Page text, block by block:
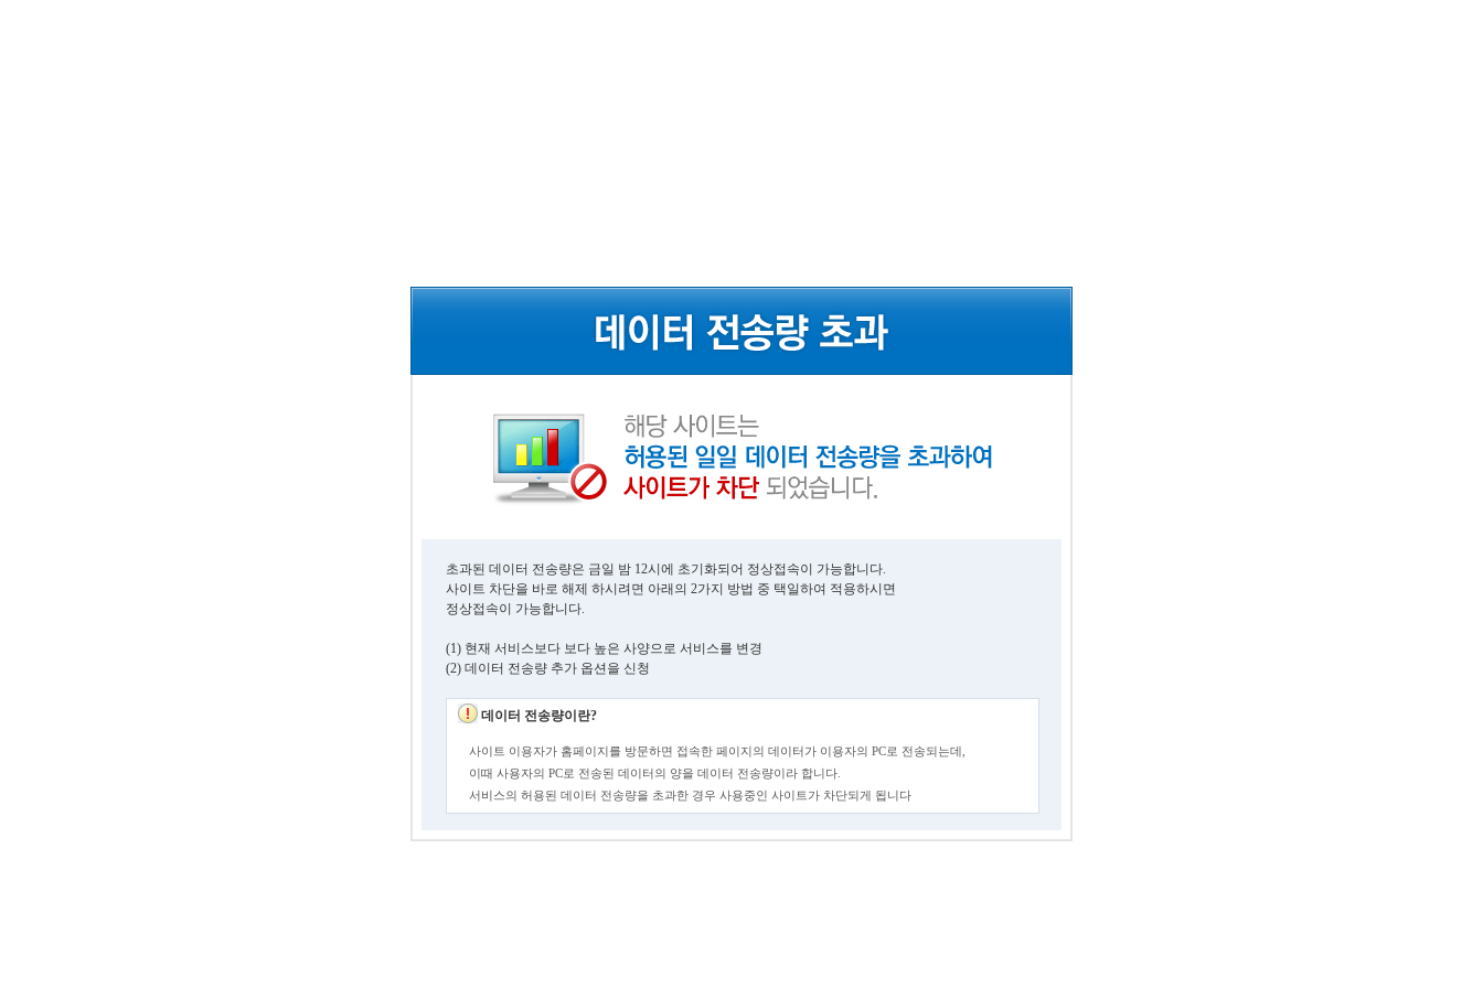
초과된 데이터 전송량은 금일 밤 12시에 초기화되어 정상접속이 가능합니다.
사이트 차단을 바로 해제 하시려면 아래의 2가지 방법 중 택일하여 적용하시면
정상접속이 가능합니다.
(1) 현재 서비스보다 보다 높은 사양으로 서비스를 변경
(2) 데이터 전송량 추가 옵션을 신청
데이터 전송량이란?
사이트 이용자가 홈페이지를 방문하면 접속한 페이지의 데이터가 이용자의 PC로 전송되는데,
이때 사용자의 PC로 전송된 데이터의 양을 데이터 전송량이라 합니다.
서비스의 허용된 데이터 전송량을 초과한 경우 사용중인 사이트가 차단되게 됩니다